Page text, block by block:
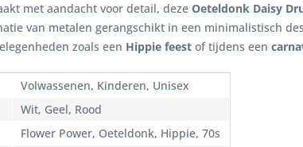
met aandacht voor detail, deze Oeteldonk Daisy
van metalen gerangschikt in een minimalistisch
zoals een Hippie feest of tijdens een
Volwassenen, Kinderen, Unisex
Wit, Geel, Rood
Flower Power, Oeteldonk, Hippie, 70s